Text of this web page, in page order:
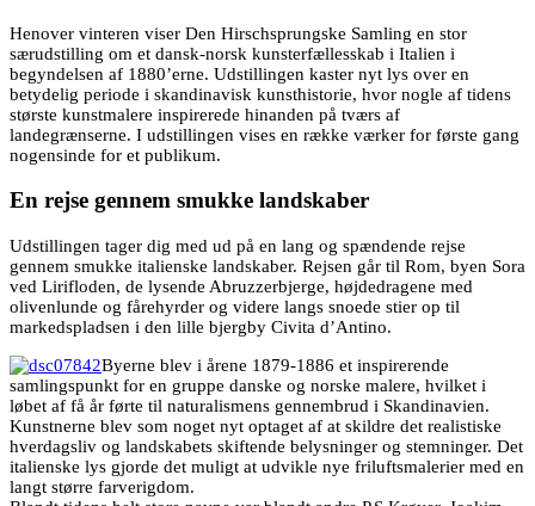
Henover vinteren viser Den Hirschsprungske Samling en stor
særudstilling om et dansk-norsk kunsterfællesskab i Italien i
begyndelsen af 1880’erne. Udstillingen kaster nyt lys over en
betydelig periode i skandinavisk kunsthistorie, hvor nogle af tidens
største kunstmalere inspirerede hinanden på tværs af
landegrænserne. I udstillingen vises en række værker for første gang
nogensinde for et publikum.
En rejse gennem smukke landskaber
Udstillingen tager dig med ud på en lang og spændende rejse
gennem smukke italienske landskaber. Rejsen går til Rom, byen Sora
ved Lirifloden, de lysende Abruzzerbjerge, højdedragene med
olivenlunde og fårehyrder og videre langs snoede stier op til
markedspladsen i den lille bjergby Civita d’Antino.
Byerne blev i årene 1879-1886 et inspirerende
samlingspunkt for en gruppe danske og norske malere, hvilket i
løbet af få år førte til naturalismens gennembrud i Skandinavien.
Kunstnerne blev som noget nyt optaget af at skildre det realistiske
hverdagsliv og landskabets skiftende belysninger og stemninger. Det
italienske lys gjorde det muligt at udvikle nye friluftsmalerier med en
langt større farverigdom.